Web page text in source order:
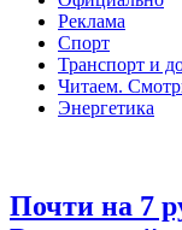
Реклама
Спорт
Транспорт и
Читаем.
Энергетика
Почти на 7